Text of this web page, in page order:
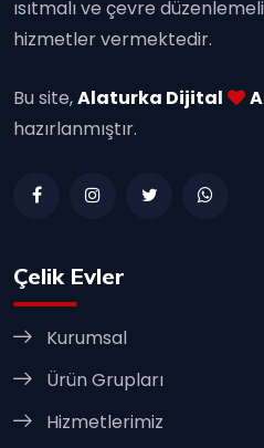
ısıtmalı ve çevre
hizmetler vermektedir.
Bu site,Alaturka Dijital
hazırlanmıştır.
Çelik Evler
Kurumsal
Ürün Grupları
Hizmetlerimiz